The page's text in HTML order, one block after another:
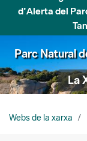
d'Alerta del
Parc Natural
La
Webs de la xarxa